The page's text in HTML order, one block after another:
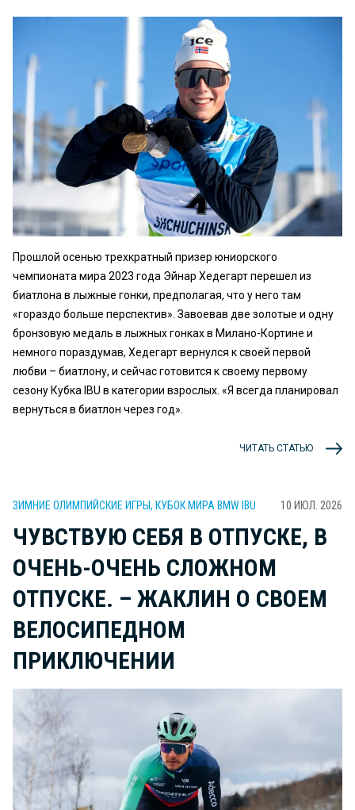
Прошлой осенью трехкратный призер юниорского
чемпионата мира 2023 года Эйнар Хедегарт перешел из
биатлона в лыжные гонки, предполагая, что у него там
«гораздо больше перспектив». Завоевав две золотые и одну
бронзовую медаль в лыжных гонках в Милано-Кортине и
немного пораздумав, Хедегарт вернулся к своей первой
любви – биатлону, и сейчас готовится к своему первому
сезону Кубка IBU в категории взрослых. «Я всегда планировал
вернуться в биатлон через год».
ЧИТАТЬ СТАТЬЮ
ЗИМНИЕ ОЛИМПИЙСКИЕ ИГРЫ, КУБОК МИРА BMW IBU 10 ИЮЛ. 2026
ЧУВСТВУЮ СЕБЯ В ОТПУСКЕ, В
ОЧЕНЬ-ОЧЕНЬ СЛОЖНОМ
ОТПУСКЕ. – ЖАКЛИН О СВОЕМ
ВЕЛОСИПЕДНОМ
ПРИКЛЮЧЕНИИ